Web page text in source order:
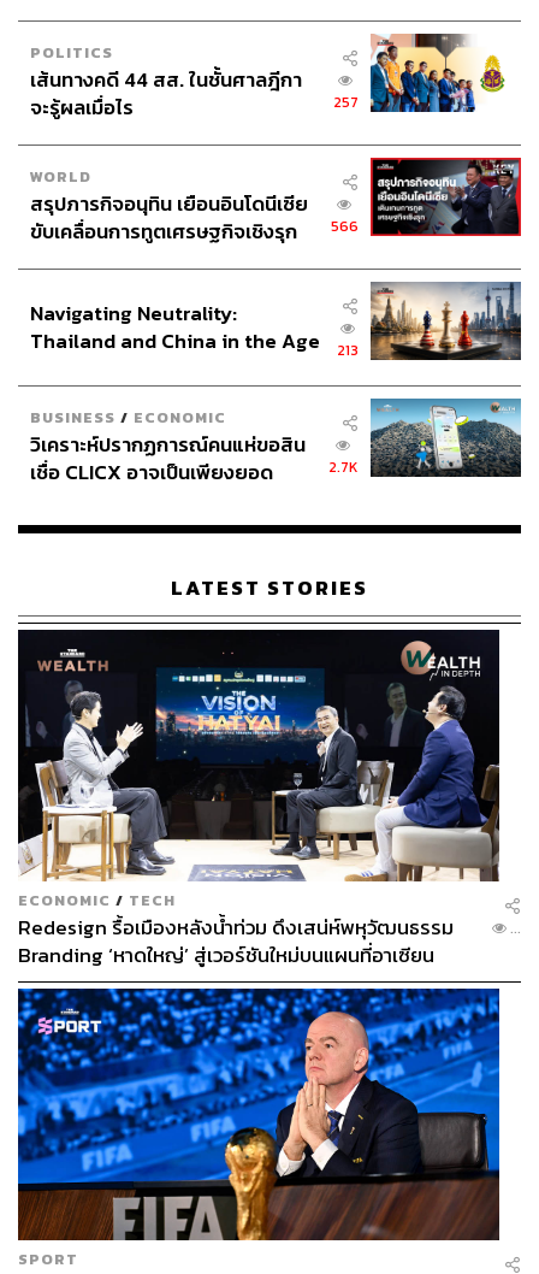
POLITICS
เส้นทางคดี 44 สส. ในชั้นศาลฎีกา
จะรู้ผลเมื่อไร
257
WORLD
สรุปภารกิจอนุทิน เยือนอินโดนีเซีย
ขับเคลื่อนการทูตเศรษฐกิจเชิงรุก
566
Navigating Neutrality:
Thailand and China in the Age
213
BUSINESS / ECONOMIC
วิเคราะห์ปรากฏการณ์คนแห่ขอสิน
เชื่อ CLICX อาจเป็นเพียงยอด
เรือนไทยที่ถูกซุกไว้
2.7K
LATEST STORIES
ECONOMIC / TECH
Redesign รื้อเมืองหลังน้ำท่วม ดึงเสน่ห์พหุวัฒนธรรม
Branding ‘หาดใหญ่’ สู่เวอร์ชันใหม่บนแผนที่อาเซียน
...
SPORT